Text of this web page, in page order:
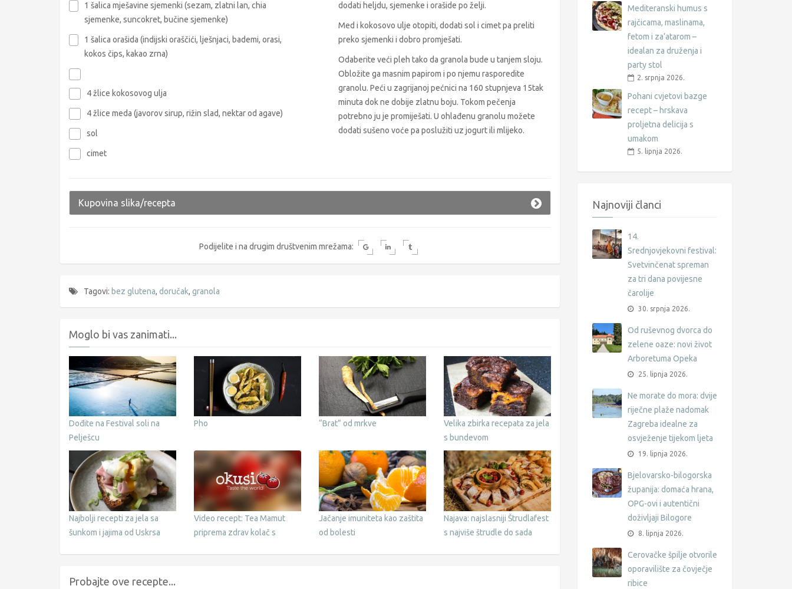
1 šalica mješavine sjemenki (sezam, zlatni lan, chia
sjemenke, suncokret, bučine sjemenke)
1 šalica orašida (indijski oraščići, lješnjaci, bademi, orasi,
kokos čips, kakao zrna)
4 žlice kokosovog ulja
4 žlice meda (javorov sirup, rižin slad, nektar od agave)
sol
cimet
dodati heljdu, sjemenke i orašide po želji.
Med i kokosovo ulje otopiti, dodati sol i cimet pa preliti
preko sjemenki i dobro promješati.
Odaberite veći pleh tako da granola bude u tanjem sloju.
Obložite ga masnim papirom i po njemu rasporedite
granolu. Peći u zagrijanoj pećnici na 160 stupnjeva 15tak
minuta dok ne dobije zlatnu boju. Tokom pečenja
potrebno ju je promiješati. U ohlađenu granolu možete
dodati sušeno voće pa poslužiti uz jogurt ili mlijeko.
Kupovina slika/recepta
Podijelite i na drugim društvenim mrežama:
Tagovi: bez glutena, doručak, granola
Moglo bi vas zanimati...
Dođite na Festival soli na
Pelješcu
Pho “Brat” od mrkve
Velika zbirka recepata za jela
s bundevom
Najbolji recepti za jela sa
šunkom i jajima od Uskrsa
Video recept: Tea Mamut
priprema zdrav kolač s
Jačanje imuniteta kao zaštita
od bolesti
Najava: najslasniji Štrudlafest
s najviše štrudle do sada
Probajte ove recepte...
Mediteranski humus s
rajčicama, maslinama,
fetom i za’atarom –
idealan za druženja i
party stol
2. srpnja 2026.
Pohani cvjetovi bazge
recept – hrskava
proljetna delicija s
umakom
5. lipnja 2026.
Najnoviji članci
14.
Srednjovjekovni festival:
Svetvinčenat spreman
za tri dana povijesne
čarolije
30. srpnja 2026.
Od ruševnog dvorca do
zelene oaze: novi život
Arboretuma Opeka
25. lipnja 2026.
Ne morate do mora: dvije
riječne plaže nadomak
Zagreba idealne za
osvježenje tijekom ljeta
19. lipnja 2026.
Bjelovarsko-bilogorska
županija: domaća hrana,
OPG-ovi i autentični
doživljaji Bilogore
8. lipnja 2026.
Cerovačke špilje otvorile
oporavilište za čovječje
ribice